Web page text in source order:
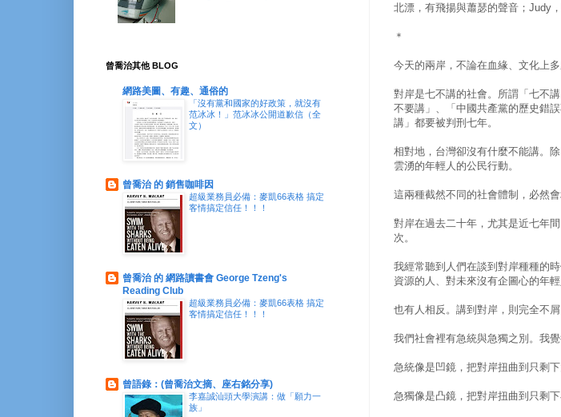
北漂，有飛揚與蕭瑟的聲音；Judy
＊
今天的兩岸，不論在血緣、文化上
對岸是七不講的社會。所謂「七不
不要講」、「中國共產黨的歷史錯
講」都要被判刑七年。
相對地，台灣卻沒有什麼不能講。
雲湧的年輕人的公民行動。
這兩種截然不同的社會體制，必然
對岸在過去二十年，尤其是近七年
次。
我經常聽到人們在談到對岸種種的
資源的人、對未來沒有企圖心的年輕
也有人相反。講到對岸，則完全不
我們社會裡有急統與急獨之別。我
急統像是凹鏡，把對岸扭曲到只剩下
急獨像是凸鏡，把對岸扭曲到只剩下
曾喬治其他 BLOG
網路美圖、有趣、通俗的
「沒有黨和國家的好政策，就沒有
范冰冰！」范冰冰公開道歉信（全
文）
曾喬治 的 銷售咖啡因
超級業務員必備：麥凱66表格 搞定
客情搞定信任！！！
曾喬治 的 網路讀書會 George Tzeng's
Reading Club
超級業務員必備：麥凱66表格 搞定
客情搞定信任！！！
曾語錄：(曾喬治文摘、座右銘分享)
李嘉誠汕頭大學演講：做「願力一
族」